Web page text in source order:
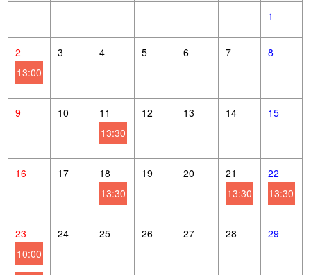
1
2
13:00
3 4 5 6 7 8
9 10
11
13:30
12 13 14 15
16 17
18
13:30
19 20
21
13:30
22
13:30
23
10:00
24 25 26 27 28 29